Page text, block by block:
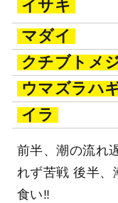
イサキ
マダイ
クチブトメ
ウマズラハ
イラ
前半、潮の流れ
れず苦戦 後半、
食い‼